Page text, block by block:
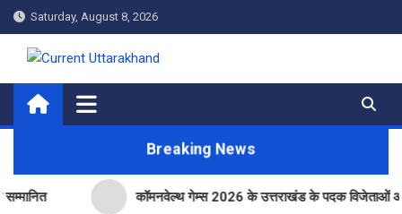
Skip
to
content
Saturday, August 8, 2026
Current Uttarakhand
Breaking News
कॉमनवेल्थ गेम्स 2026 के उत्तराखंड के पदक विजेताओं और